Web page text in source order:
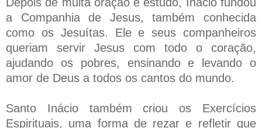
a Companhia de Jesus, também conhecida
como os Jesuítas. Ele e seus companheiros
queriam servir Jesus com todo o coração,
ajudando os pobres, ensinando e levando o
amor de Deus a todos os cantos do mundo.
Santo Inácio também criou os Exercícios
Espirituais, uma forma de rezar e refletir que